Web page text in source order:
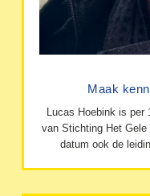
Maak
Lucas Hoebink is per
van Stichting Het
datum ook de